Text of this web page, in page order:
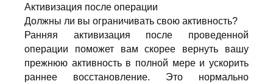
Активизация после операции
Должны ли вы ограничивать свою активность?
Ранняя активизация после проведенной
операции поможет вам скорее вернуть вашу
прежнюю активность в полной мере и ускорить
раннее восстановление. Это нормально